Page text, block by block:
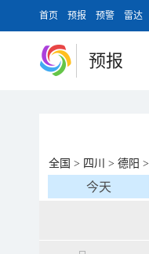
首页 预报 预警 雷达
预报
全国 > 四川 > 德阳 >
今天